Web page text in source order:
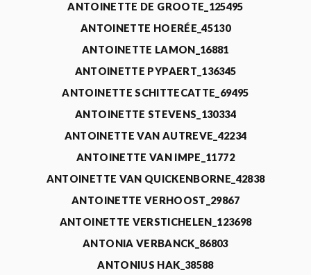
ANTOINETTE DE GROOTE_125495
ANTOINETTE HOERÉE_45130
ANTOINETTE LAMON_16881
ANTOINETTE PYPAERT_136345
ANTOINETTE SCHITTECATTE_69495
ANTOINETTE STEVENS_130334
ANTOINETTE VAN AUTREVE_42234
ANTOINETTE VAN IMPE_11772
ANTOINETTE VAN QUICKENBORNE_42838
ANTOINETTE VERHOOST_29867
ANTOINETTE VERSTICHELEN_123698
ANTONIA VERBANCK_86803
ANTONIUS HAK_38588